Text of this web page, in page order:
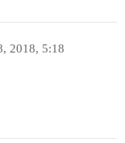
2018, 5:18